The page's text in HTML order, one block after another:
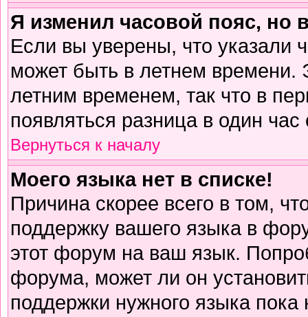
Я изменил часовой пояс, но
Если вы уверены, что указали
может быть в летнем времени.
летним временем, так что в
появляться разница в один
Вернуться к началу
Моего языка нет в списке!
Причина скорее всего в том,
поддержку вашего языка в
этот форум на ваш язык.
форума, может ли он
поддержки нужного языка